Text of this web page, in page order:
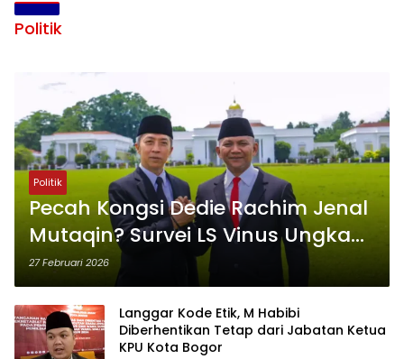
Politik
Politik
Pecah Kongsi Dedie Rachim Jenal
Mutaqin? Survei LS Vinus Ungkap
Selisih Kepuasan Publik di Bogor
27 Februari 2026
Langgar Kode Etik, M Habibi
Diberhentikan Tetap dari Jabatan Ketua
KPU Kota Bogor